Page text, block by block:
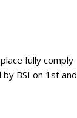
fully comply
BSI on 1st and